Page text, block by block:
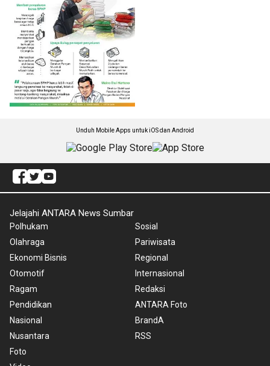
Unduh Mobile Apps untuk iOS dan Android
Jelajahi ANTARA News Sumbar
Polhukam
Olahraga
Ekonomi Bisnis
Otomotif
Ragam
Pendidikan
Nasional
Nusantara
Foto
Sosial
Pariwisata
Regional
Internasional
Redaksi
ANTARA Foto
BrandA
RSS